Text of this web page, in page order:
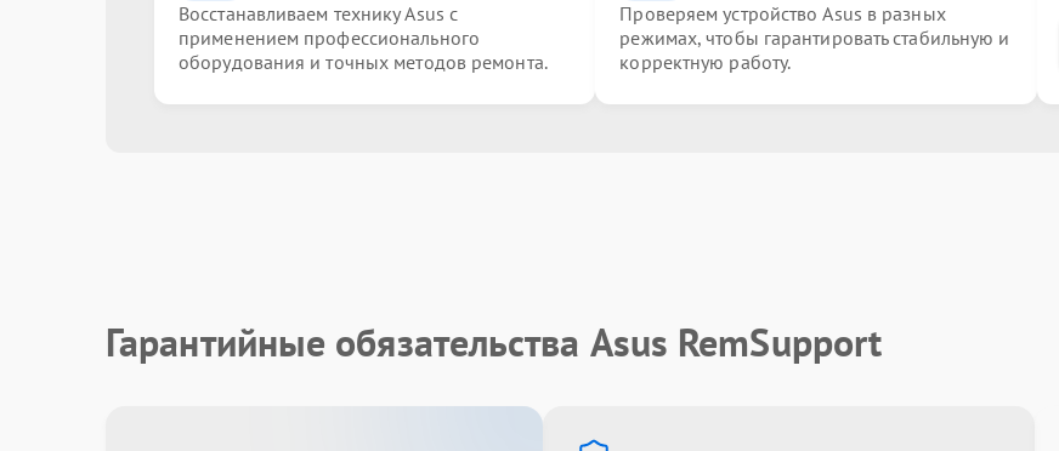
Восстанавливаем технику Asus с
применением профессионального
оборудования и точных методов ремонта.
Проверяем устройство Asus в разных
режимах, чтобы гарантировать стабильную и
корректную работу.
Гарантийные обязательства Asus RemSupport